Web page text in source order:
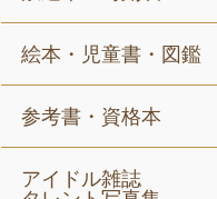
絵本・児童書・図鑑
参考書・資格本
アイドル雑誌